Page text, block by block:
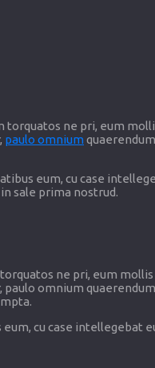
ne pri, eum
paulo omnium
eum, cu case
sale prima nostrud.
ne pri, eum
omnium quaerendum
cu case intellegebat